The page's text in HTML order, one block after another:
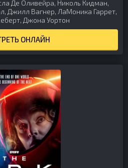
Де Оливейра, Николь Кидман,
Джилл Вагнер, ЛаМоника Гаррет,
Джона Уортон
ОНЛАЙН